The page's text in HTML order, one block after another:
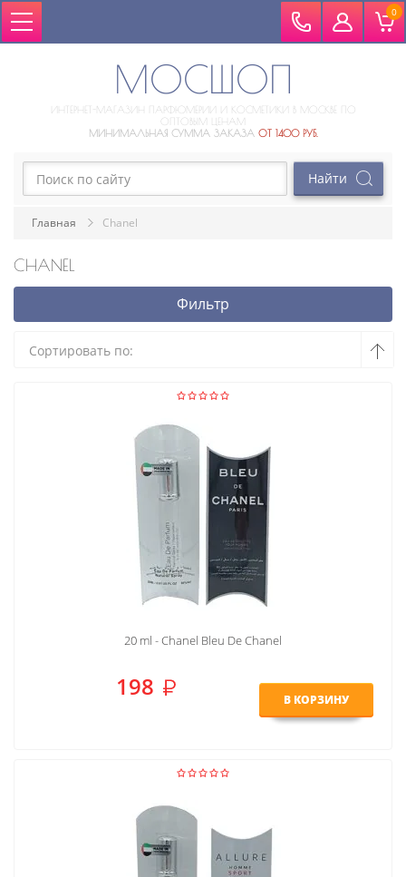
0
МОСШОП
ИНТЕРНЕТ-МАГАЗИН ПАРФЮМЕРИИ И КОСМЕТИКИ В МОСКВЕ ПО
ОПТОВЫМ ЦЕНАМ
МИНИМАЛЬНАЯ СУММА ЗАКАЗА ОТ 1400 РУБ.
Главная Chanel
CHANEL
Фильтр
Сортировать по:
20 ml - Chanel Bleu De Chanel
198 В КОРЗИНУ